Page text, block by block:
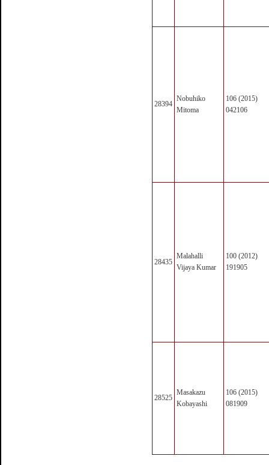
28394
Nobuhiko
Mitoma
106 (2015)
042106
28435
Malahalli
Vijaya Kumar
100 (2012)
191905
28525
Masakazu
Kobayashi
106 (2015)
081909